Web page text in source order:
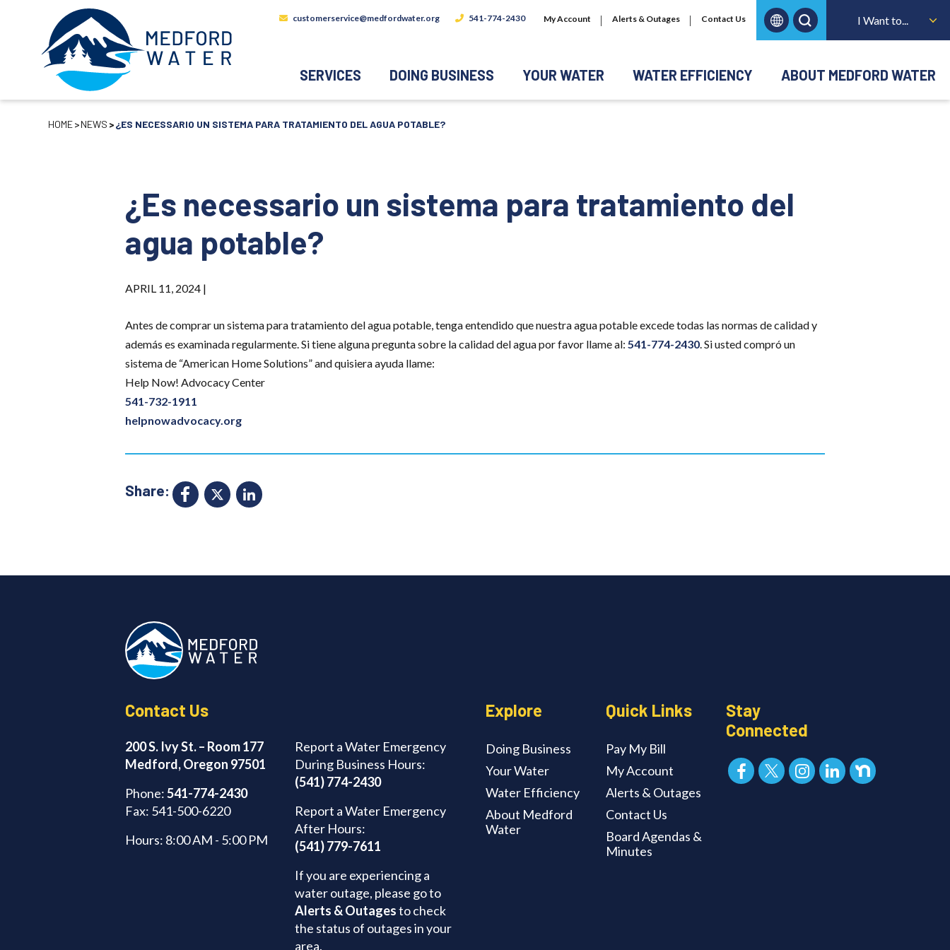
customerservice@medfordwater.org 541-774-2430 My Account Alerts & Outages Contact Us I Want to...
SERVICES DOING BUSINESS YOUR WATER WATER EFFICIENCY ABOUT MEDFORD WATER
HOME NEWS ¿ES NECESSARIO UN SISTEMA PARA TRATAMIENTO DEL AGUA POTABLE?
¿Es necessario un sistema para tratamiento del
agua potable?
APRIL 11, 2024 |
Antes de comprar un sistema para tratamiento del agua potable, tenga entendido que nuestra agua potable excede todas las normas de calidad y
además es examinada regularmente. Si tiene alguna pregunta sobre la calidad del agua por favor llame al: 541-774-2430. Si usted compró un
sistema de “American Home Solutions” and quisiera ayuda llame:
Help Now! Advocacy Center
541-732-1911
helpnowadvocacy.org
Share: Facebook
X
Contact Us
200 S. Ivy St. – Room 177
Medford, Oregon 97501
Phone:541-774-2430
Fax: 541-500-6220
Hours: 8:00 AM - 5:00 PM
Report a Water Emergency
During Business Hours:
(541) 774-2430
Report a Water Emergency
After Hours:
(541) 779-7611
If you are experiencing a
water outage, please go to
Alerts & Outagesto check
the status of outages in your
area.
Explore
Doing Business
Your Water
Water Efficiency
About Medford
Water
Quick Links
Pay My Bill
My Account
Alerts & Outages
Contact Us
Board Agendas &
Minutes
Stay
Connected